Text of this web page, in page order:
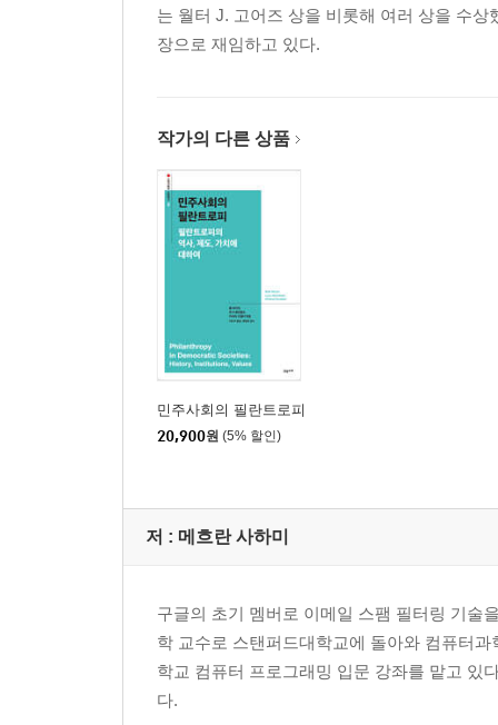
는 월터 J. 고어즈 상을 비롯해 여러 상을 수
장으로 재임하고 있다.
작가의 다른 상품
민주사회의 필란트로피
20,900원 (5% 할인)
저 : 메흐란 사하미
구글의 초기 멤버로 이메일 스팸 필터링 기술
학 교수로 스탠퍼드대학교에 돌아와 컴퓨터
학교 컴퓨터 프로그래밍 입문 강좌를 맡고 있
다.